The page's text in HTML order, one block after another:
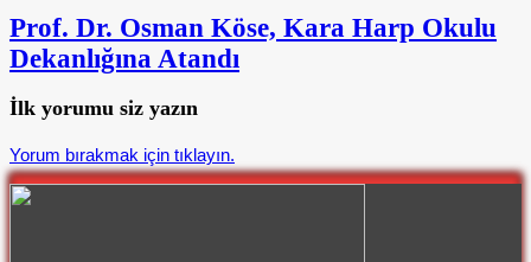
Prof. Dr. Osman Köse, Kara Harp Okulu
Dekanlığına Atandı
İlk yorumu siz yazın
Yorum bırakmak için tıklayın.